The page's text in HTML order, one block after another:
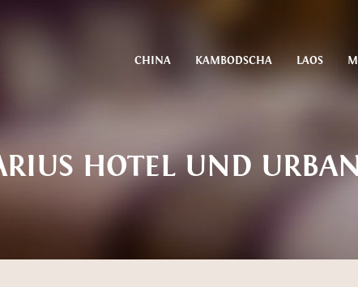
CHINA KAMBODSCHA LAOS
HOTEL UND